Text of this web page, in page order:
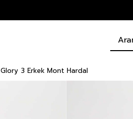
Glory 3 Erkek Mont Hardal